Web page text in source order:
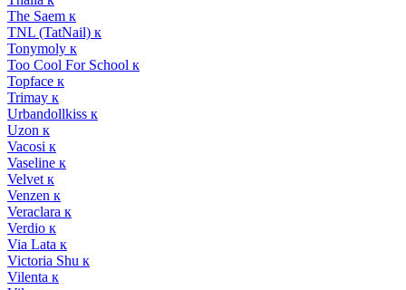
The Saem к
TNL (TatNail) к
Tonymoly к
Too Cool For School к
Topface к
Trimay к
Urbandollkiss к
Uzon к
Vacosi к
Vaseline к
Velvet к
Venzen к
Veraclara к
Verdio к
Via Lata к
Victoria Shu к
Vilenta к